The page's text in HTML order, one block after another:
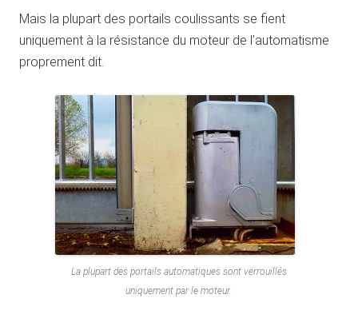
Mais la plupart des portails coulissants se fient
uniquement à la résistance du moteur de l’automatisme
proprement dit.
La plupart des portails automatiques sont verrouillés
uniquement par le moteur.